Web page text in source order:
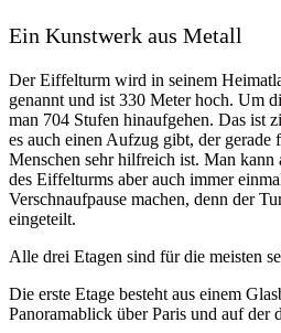
Ein Kunstwerk aus Metall
Der Eiffelturm wird in seinem
genannt und ist 330 Meter hoch. Um
man 704 Stufen hinaufgehen. Das ist
es auch einen Aufzug gibt, der
Menschen sehr hilfreich ist. Man kann
des Eiffelturms aber auch immer
Verschnaufpause machen, denn der
eingeteilt.
Alle drei Etagen sind für die meisten
Die erste Etage besteht aus einem
Panoramablick über Paris und auf der